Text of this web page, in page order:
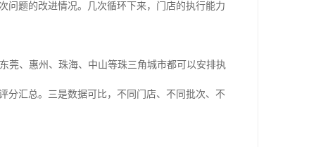
问题的改进情况。几次循环下来，门店的执行能力
莞、惠州、珠海、中山等珠三角城市都可以安排执
分汇总。三是数据可比，不同门店、不同批次、不